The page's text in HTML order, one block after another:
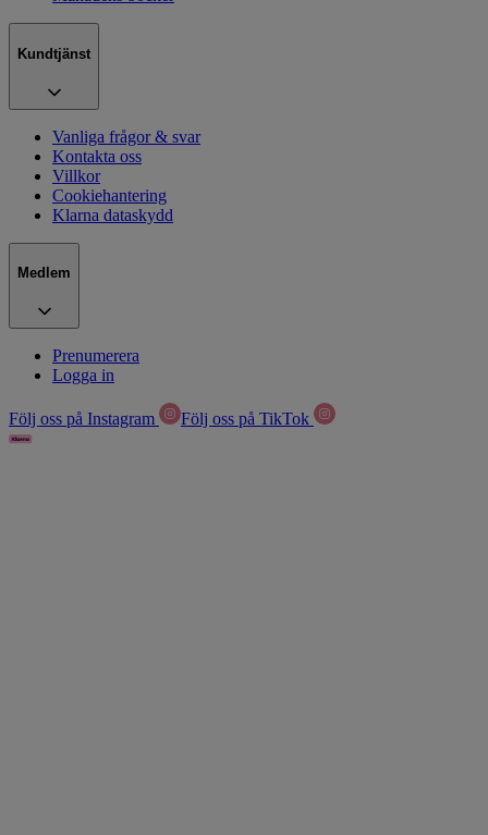
Kundtjänst
Vanliga frågor & svar
Kontakta oss
Villkor
Cookiehantering
Klarna dataskydd
Medlem
Prenumerera
Logga in
Följ oss på Instagram Följ oss på TikTok